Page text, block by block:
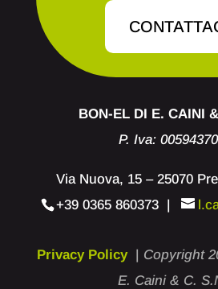
BON-EL DI E. CAINI
P. Iva:
Via Nuova, 15 – 25070
+39 0365 860373
Privacy Policy| Copyright
E. Caini & C.